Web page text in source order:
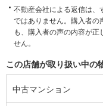
不動産会社による返信は、
ではありません。購入者の
も、購入者の声の内容が
せん。
この店舗が取り扱い中の
中古マンション